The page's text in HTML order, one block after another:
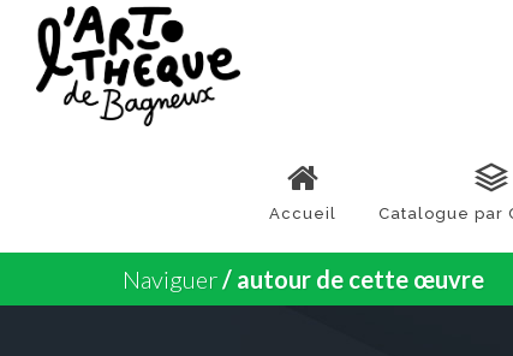
Accueil Catalogue par
Naviguer/ autour de cette œuvre